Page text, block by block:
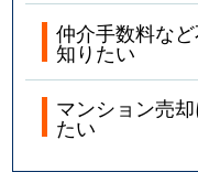
仲介手数料な
知りたい
マンション売
たい